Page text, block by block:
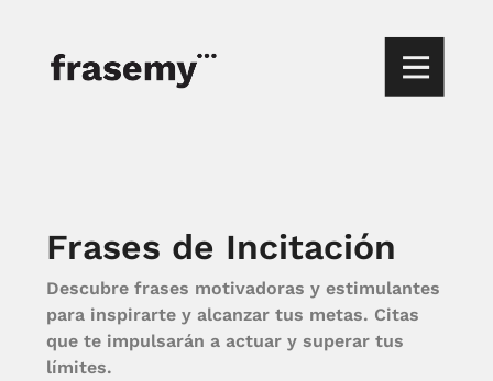
Frases de Incitación
Descubre frases motivadoras y estimulantes
para inspirarte y alcanzar tus metas. Citas
que te impulsarán a actuar y superar tus
límites.